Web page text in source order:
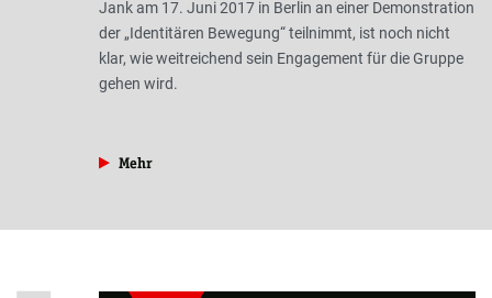
Jank am 17. Juni 2017 in Berlin an einer Demonstration
der „Identitären Bewegung“ teilnimmt, ist noch nicht
klar, wie weitreichend sein Engagement für die Gruppe
gehen wird.
Mehraus der Rubrik »Braunzone«